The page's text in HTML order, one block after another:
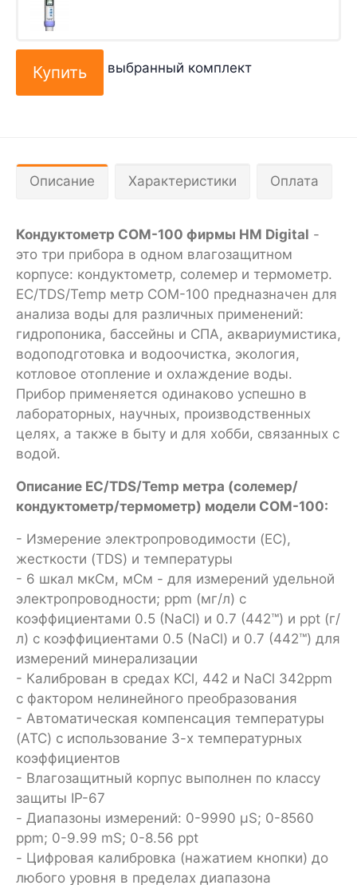
выбранный комплект
Описание Характеристики Оплата
Кондуктометр COM-100 фирмы HM Digital -
это три прибора в одном влагозащитном
корпусе: кондуктометр, солемер и термометр.
EC/TDS/Temp метр COM-100 предназначен для
анализа воды для различных применений:
гидропоника, бассейны и СПА, аквариумистика,
водоподготовка и водоочистка, экология,
котловое отопление и охлаждение воды.
Прибор применяется одинаково успешно в
лабораторных, научных, производственных
целях, а также в быту и для хобби, связанных с
водой.
Описание EC/TDS/Temp метра (солемер/
кондуктометр/термометр) модели COM-100:
- Измерение электропроводимости (EC),
жесткости (TDS) и температуры
- 6 шкал мкСм, мСм - для измерений удельной
электропроводности; ppm (мг/л) с
коэффициентами 0.5 (NaCl) и 0.7 (442™) и ppt (г/
л) с коэффициентами 0.5 (NaCl) и 0.7 (442™) для
измерений минерализации
- Калиброван в средах KCl, 442 и NaCl 342ppm
с фактором нелинейного преобразования
- Автоматическая компенсация температуры
(ATC) с использование 3-х температурных
коэффициентов
- Влагозащитный корпус выполнен по классу
защиты IP-67
- Диапазоны измерений: 0-9990 µS; 0-8560
ppm; 0-9.99 mS; 0-8.56 ppt
- Цифровая калибровка (нажатием кнопки) до
любого уровня в пределах диапазона